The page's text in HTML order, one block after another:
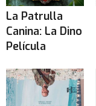
La Patrulla
Canina: La Dino
Película